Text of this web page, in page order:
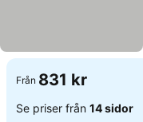
Från 831 kr
Se priser från 14 sidor